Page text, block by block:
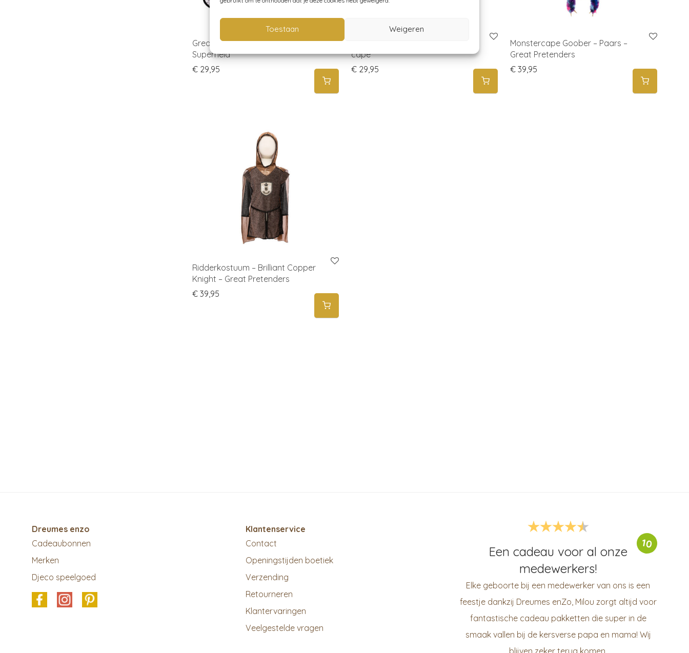
Toestaan Weigeren
Great Pretenders – Kleur je cape –
Superheld
€29,95
cape
€29,95
Monstercape Goober – Paars –
Great Pretenders
€ 39,95
Ridderkostuum – Brilliant Copper
Knight – Great Pretenders
€39,95
Dreumes enzo
Cadeaubonnen
Merken
Djeco speelgoed
Klantenservice
Contact
Openingstijden boetiek
Verzending
Retourneren
Klantervaringen
Veelgestelde vragen
10
Een cadeau voor al onze
medewerkers!
Elke geboorte bij een medewerker van ons is een
feestje dankzij Dreumes enZo, Milou zorgt altijd voor
fantastische cadeau pakketten die super in de
smaak vallen bij de kersverse papa en mama! Wij
blijven zeker terug komen.